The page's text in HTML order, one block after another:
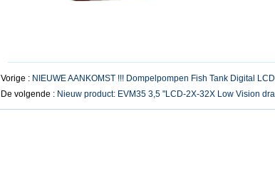
Vorige : NIEUWE AANKOMST !!! Dompelpompen Fish Tank Digital
De volgende : Nieuw product: EVM35 3,5 "LCD-2X-32X Low Vision